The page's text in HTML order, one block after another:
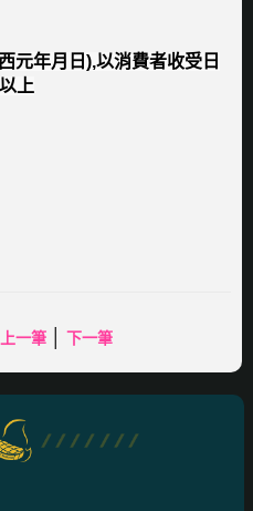
元年月日),以消費者收受日
上
上一筆 下一筆